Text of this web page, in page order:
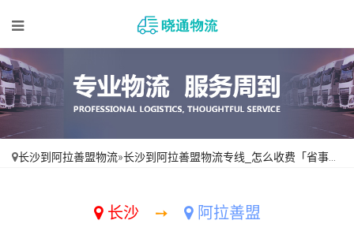
长沙到阿拉善盟物流»长沙到阿拉善盟物流专线_怎么收费「省事省心」
长沙 ➙ 阿拉善盟